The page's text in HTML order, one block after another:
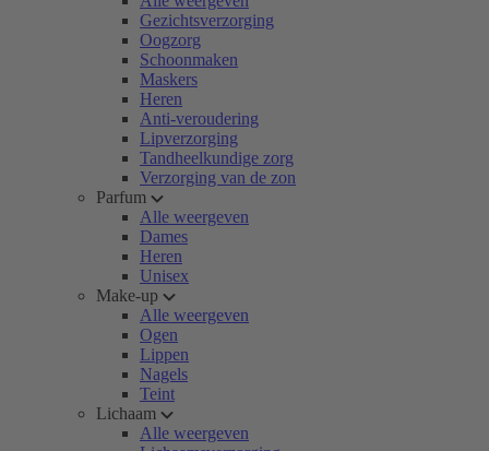
Gezichtsverzorging
Oogzorg
Schoonmaken
Maskers
Heren
Anti-veroudering
Lipverzorging
Tandheelkundige zorg
Verzorging van de zon
Parfum
Alle weergeven
Dames
Heren
Unisex
Make-up
Alle weergeven
Ogen
Lippen
Nagels
Teint
Lichaam
Alle weergeven